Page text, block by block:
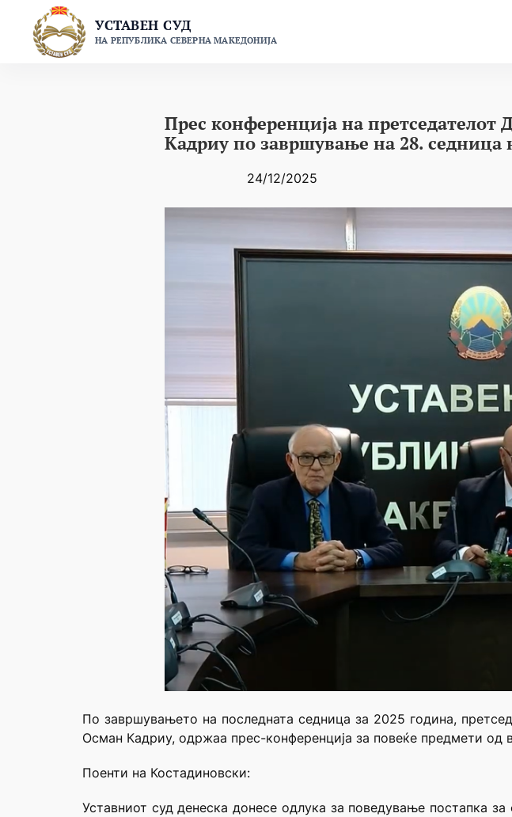
content
УСТАВЕН СУД
НА РЕПУБЛИКА СЕВЕРНА МАКЕДОНИЈА
Прес конференција на претседателот
Кадриу по завршување на 28. седница
24/12/2025
По завршувањето на последната седница за 2025 година,
Осман Кадриу, одржаа прес-конференција за повеќе предмети од
Поенти на Костадиновски:
Уставниот суд денеска донесе одлука за поведување постапка